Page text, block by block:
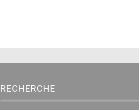
RECHERCHE